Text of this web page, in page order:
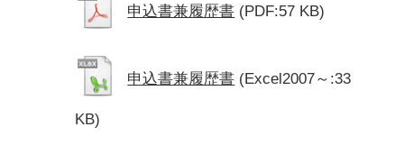
申込書兼履歴書 (PDF:57 KB)
申込書兼履歴書 (Excel2007～:33
KB)